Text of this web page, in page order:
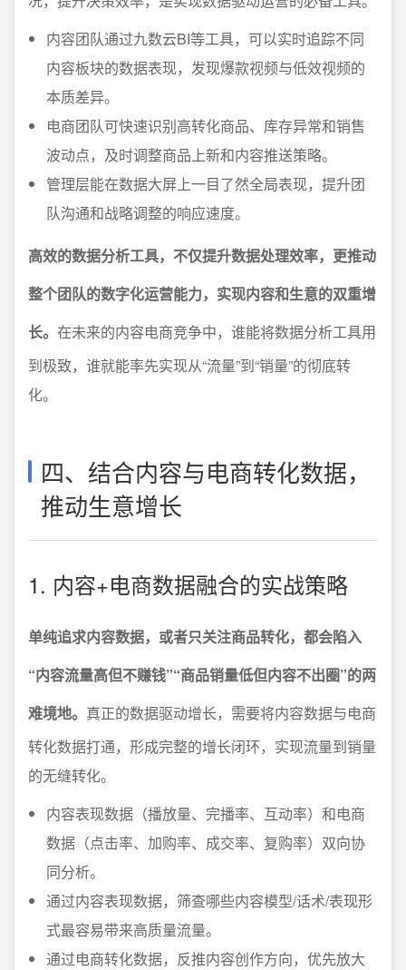
内容团队通过九数云BI等工具，可以实时追踪不同
内容板块的数据表现，发现爆款视频与低效视频的
本质差异。
电商团队可快速识别高转化商品、库存异常和销售
波动点，及时调整商品上新和内容推送策略。
管理层能在数据大屏上一目了然全局表现，提升团
队沟通和战略调整的响应速度。
高效的数据分析工具，不仅提升数据处理效率，更推动
整个团队的数字化运营能力，实现内容和生意的双重增
长。 在未来的内容电商竞争中，谁能将数据分析工具用
到极致，谁就能率先实现从“流量”到“销量”的彻底转
化。
四、结合内容与电商转化数据，
推动生意增长
1. 内容+电商数据融合的实战策略
单纯追求内容数据，或者只关注商品转化，都会陷入
“内容流量高但不赚钱”“商品销量低但内容不出圈”的两
难境地。 真正的数据驱动增长，需要将内容数据与电商
转化数据打通，形成完整的增长闭环，实现流量到销量
的无缝转化。
内容表现数据（播放量、完播率、互动率）和电商
数据（点击率、加购率、成交率、复购率）双向协
同分析。
通过内容表现数据，筛查哪些内容模型/话术/表现形
式最容易带来高质量流量。
通过电商转化数据，反推内容创作方向，优先放大